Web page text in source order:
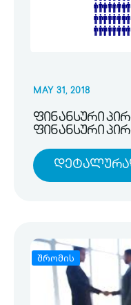
MAY 31, 2018
ფინანსური
ფინანსური
შრომის